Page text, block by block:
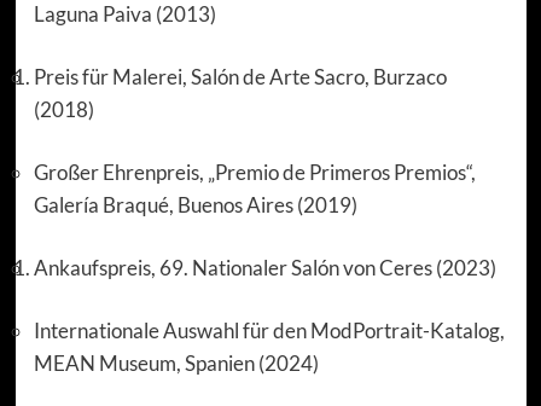
Laguna Paiva (2013)
Preis für Malerei, Salón de Arte Sacro, Burzaco
(2018)
Großer Ehrenpreis, „Premio de Primeros Premios“,
Galería Braqué, Buenos Aires (2019)
Ankaufspreis, 69. Nationaler Salón von Ceres (2023)
Internationale Auswahl für den ModPortrait-Katalog,
MEAN Museum, Spanien (2024)